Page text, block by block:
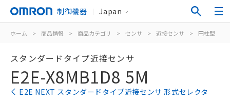
制御機器 Japan
ホーム > 商品情報 > 商品カテゴリ > センサ > 近接センサ > 円柱型
スタンダードタイプ近接センサ
E2E-X8MB1D8 5M
E2E NEXT スタンダードタイプ近接センサ 形式セレクタ